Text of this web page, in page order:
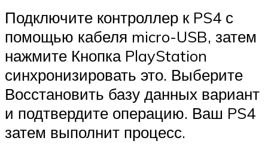
Подключите контроллер к PS4 с
помощью кабеля micro-USB, затем
нажмите Кнопка PlayStation
синхронизировать это. Выберите
Восстановить базу данных вариант
и подтвердите операцию. Ваш PS4
затем выполнит процесс.